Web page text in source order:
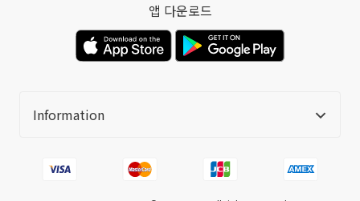
앱 다운로드
Information